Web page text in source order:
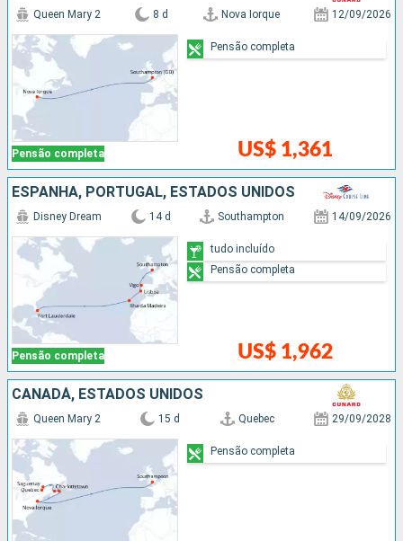
Pensão completa
Queen Mary 2 8 d Nova Iorque 12/09/2026
US$ 1,361
Pensão completa
ESPANHA, PORTUGAL, ESTADOS UNIDOS
Pensão completa
Disney Dream 14 d Southampton 14/09/2026
US$ 1,962
tudo incluído
Pensão completa
CANADÁ, ESTADOS UNIDOS
Queen Mary 2 15 d Quebec 29/09/2028
Pensão completa